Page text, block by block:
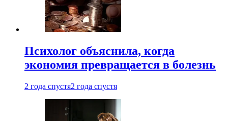
Психолог объяснила, когда
экономия превращается в болезнь
2 года спустя2 года спустя